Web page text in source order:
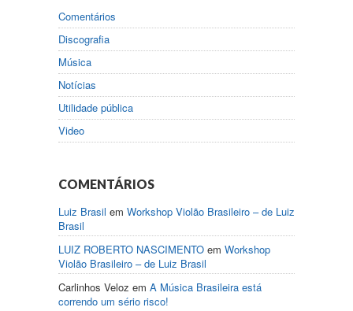
Comentários
Discografia
Música
Notícias
Utilidade pública
Video
COMENTÁRIOS
Luiz Brasil em Workshop Violão Brasileiro – de Luiz
Brasil
LUIZ ROBERTO NASCIMENTO em Workshop
Violão Brasileiro – de Luiz Brasil
Carlinhos Veloz em A Música Brasileira está
correndo um sério risco!